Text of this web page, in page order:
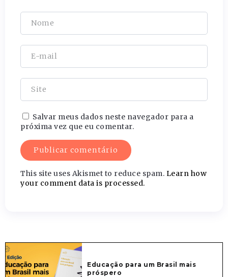
Salvar meus dados neste navegador para a
próxima vez que eu comentar.
This site uses Akismet to reduce spam. Learn how
your comment data is processed.
Educação para um Brasil mais
próspero